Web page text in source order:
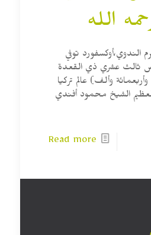
الله
الندوي،أوكسفورد توفي
ثالث عشري ذي القعدة
وألف) عالم تركيا
الشيخ محمود أفندي
Read more